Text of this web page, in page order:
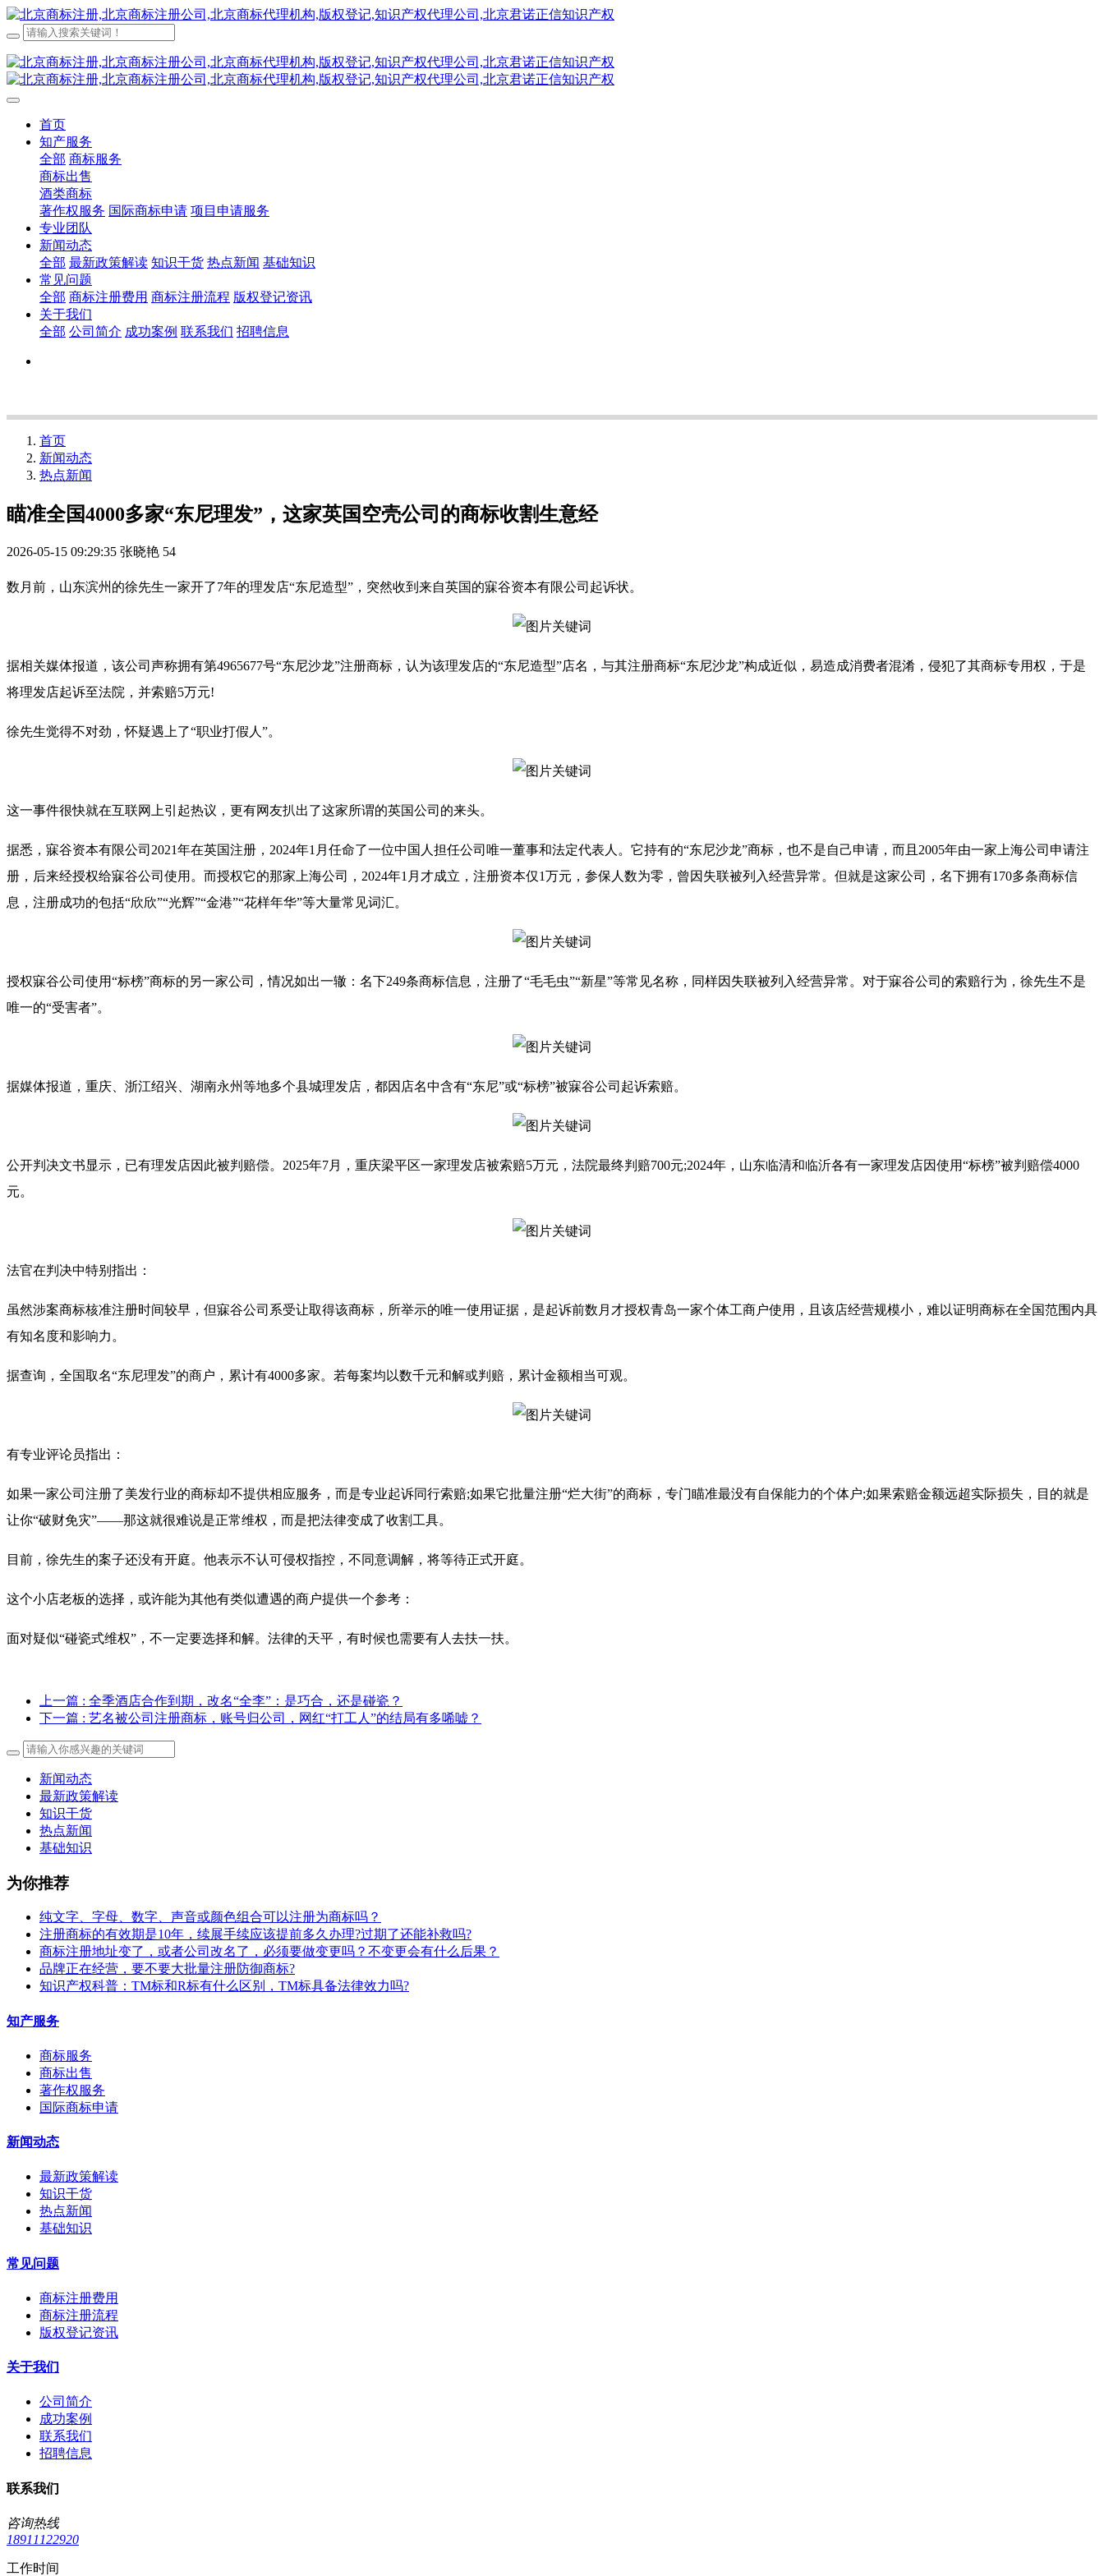
首页
知产服务
全部 商标服务
商标出售
酒类商标
著作权服务 国际商标申请 项目申请服务
专业团队
新闻动态
全部 最新政策解读 知识干货 热点新闻 基础知识
常见问题
全部 商标注册费用 商标注册流程 版权登记资讯
关于我们
全部 公司简介 成功案例 联系我们 招聘信息
首页
新闻动态
热点新闻
瞄准全国4000多家“东尼理发”，这家英国空壳公司的商标收割生意经
2026-05-15 09:29:35 张晓艳 54
数月前，山东滨州的徐先生一家开了7年的理发店“东尼造型”，突然收到来自英国的寐谷资本有限公司起诉状。
据相关媒体报道，该公司声称拥有第4965677号“东尼沙龙”注册商标，认为该理发店的“东尼造型”店名，与其注册商标“东尼沙龙”构成近似，易造成消费者混淆，侵犯了其商标专用权，于是
将理发店起诉至法院，并索赔5万元!
徐先生觉得不对劲，怀疑遇上了“职业打假人”。
这一事件很快就在互联网上引起热议，更有网友扒出了这家所谓的英国公司的来头。
据悉，寐谷资本有限公司2021年在英国注册，2024年1月任命了一位中国人担任公司唯一董事和法定代表人。它持有的“东尼沙龙”商标，也不是自己申请，而且2005年由一家上海公司申请注
册，后来经授权给寐谷公司使用。而授权它的那家上海公司，2024年1月才成立，注册资本仅1万元，参保人数为零，曾因失联被列入经营异常。但就是这家公司，名下拥有170多条商标信
息，注册成功的包括“欣欣”“光辉”“金港”“花样年华”等大量常见词汇。
授权寐谷公司使用“标榜”商标的另一家公司，情况如出一辙：名下249条商标信息，注册了“毛毛虫”“新星”等常见名称，同样因失联被列入经营异常。对于寐谷公司的索赔行为，徐先生不是
唯一的“受害者”。
据媒体报道，重庆、浙江绍兴、湖南永州等地多个县城理发店，都因店名中含有“东尼”或“标榜”被寐谷公司起诉索赔。
公开判决文书显示，已有理发店因此被判赔偿。2025年7月，重庆梁平区一家理发店被索赔5万元，法院最终判赔700元;2024年，山东临清和临沂各有一家理发店因使用“标榜”被判赔偿4000
元。
法官在判决中特别指出：
虽然涉案商标核准注册时间较早，但寐谷公司系受让取得该商标，所举示的唯一使用证据，是起诉前数月才授权青岛一家个体工商户使用，且该店经营规模小，难以证明商标在全国范围内具
有知名度和影响力。
据查询，全国取名“东尼理发”的商户，累计有4000多家。若每案均以数千元和解或判赔，累计金额相当可观。
有专业评论员指出：
如果一家公司注册了美发行业的商标却不提供相应服务，而是专业起诉同行索赔;如果它批量注册“烂大街”的商标，专门瞄准最没有自保能力的个体户;如果索赔金额远超实际损失，目的就是
让你“破财免灾”——那这就很难说是正常维权，而是把法律变成了收割工具。
目前，徐先生的案子还没有开庭。他表示不认可侵权指控，不同意调解，将等待正式开庭。
这个小店老板的选择，或许能为其他有类似遭遇的商户提供一个参考：
面对疑似“碰瓷式维权”，不一定要选择和解。法律的天平，有时候也需要有人去扶一扶。
上一篇 : 全季酒店合作到期，改名“全李”：是巧合，还是碰瓷？
下一篇 : 艺名被公司注册商标，账号归公司，网红“打工人”的结局有多唏嘘？
新闻动态
最新政策解读
知识干货
热点新闻
基础知识
为你推荐
纯文字、字母、数字、声音或颜色组合可以注册为商标吗？
注册商标的有效期是10年，续展手续应该提前多久办理?过期了还能补救吗?
商标注册地址变了，或者公司改名了，必须要做变更吗？不变更会有什么后果？
​品牌正在经营，要不要大批量注册防御商标?
知识产权科普：TM标和R标有什么区别，TM标具备法律效力吗?
知产服务
商标服务
商标出售
著作权服务
国际商标申请
新闻动态
最新政策解读
知识干货
热点新闻
基础知识
常见问题
商标注册费用
商标注册流程
版权登记资讯
关于我们
公司简介
成功案例
联系我们
招聘信息
联系我们
咨询热线
18911122920
工作时间